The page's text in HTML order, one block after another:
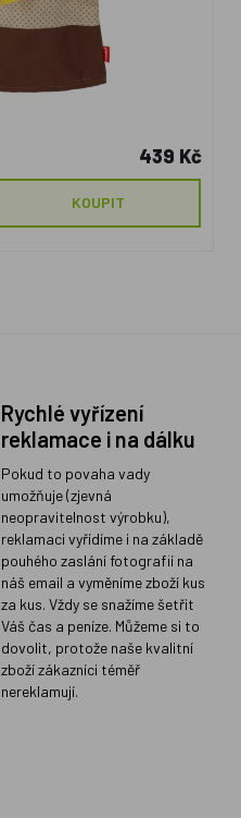
439 Kč
KOUPIT
Rychlé vyřízení
reklamace i na dálku
Pokud to povaha vady
umožňuje (zjevná
neopravitelnost výrobku),
reklamaci vyřídíme i na základě
pouhého zaslání fotografií na
náš email a vyměníme zboží kus
za kus. Vždy se snažíme šetřit
Váš čas a peníze. Můžeme si to
dovolit, protože naše kvalitní
zboží zákazníci téměř
nereklamují.